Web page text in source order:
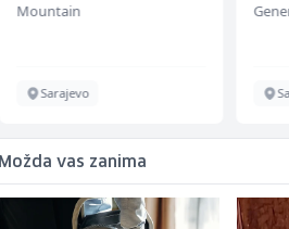
Mountain
Sarajevo
Možda vas zanima